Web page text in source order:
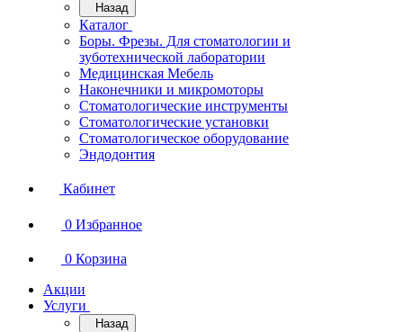
Назад
Каталог
Боры. Фрезы. Для стоматологии и
зуботехнической лаборатории
Медицинская Мебель
Наконечники и микромоторы
Стоматологические инструменты
Стоматологические установки
Стоматологическое оборудование
Эндодонтия
Кабинет
0 Избранное
0 Корзина
Акции
Услуги
Назад